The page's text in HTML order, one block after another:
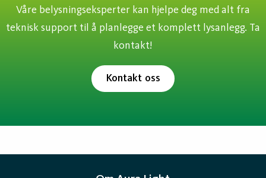
Våre belysningseksperter kan hjelpe deg med alt fra
teknisk support til å planlegge et komplett lysanlegg. Ta
kontakt!
Kontakt oss